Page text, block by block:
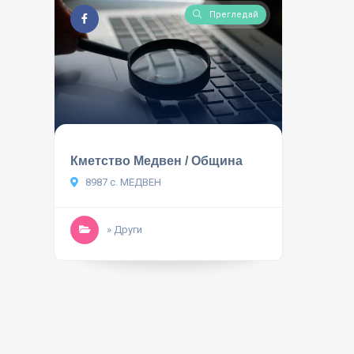
Прегледай
Кметство Медвен / Община
8987 с. МЕДВЕН
» Други